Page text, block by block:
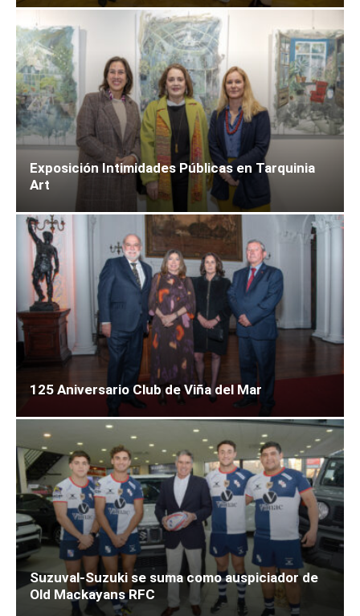
Exposición Intimidades Públicas en Tarquinia
Art
125 Aniversario Club de Viña del Mar
Suzuval-Suzuki se suma como auspiciador de
Old Mackayans RFC